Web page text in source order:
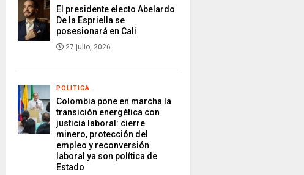
El presidente electo Abelardo
De la Espriella se
posesionará en Cali
27 julio, 2026
POLITICA
Colombia pone en marcha la
transición energética con
justicia laboral: cierre
minero, protección del
empleo y reconversión
laboral ya son política de
Estado